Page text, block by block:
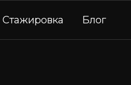
Блог
Стажировка